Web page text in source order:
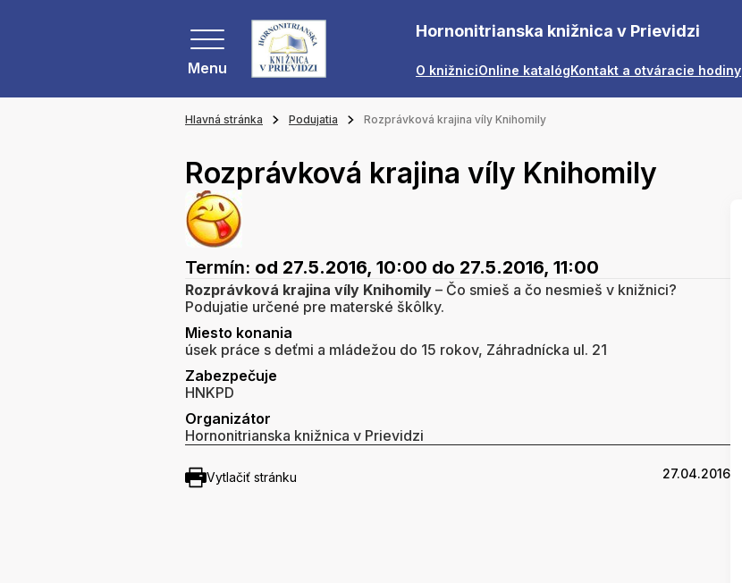
Menu
Hornonitrianska knižnica v Prievidzi
O knižniciOnline katalógKontakt a otváracie hodiny
Hlavná stránka Podujatia Rozprávková krajina víly Knihomily
Rozprávková krajina víly Knihomily
Termín: od 27.5.2016, 10:00 do 27.5.2016, 11:00
Rozprávková krajina víly Knihomily – Čo smieš a čo nesmieš v knižnici?
Podujatie určené pre materské škôlky.
Miesto konania
úsek práce s deťmi a mládežou do 15 rokov, Záhradnícka ul. 21
Zabezpečuje
HNKPD
Organizátor
Hornonitrianska knižnica v Prievidzi
Vytlačiť stránku 27.04.2016